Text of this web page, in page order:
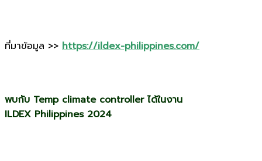
ที่มาข้อมูล >> https://ildex-philippines.com/
พบกับ Temp climate controller ได้ในงาน
ILDEX Philippines 2024